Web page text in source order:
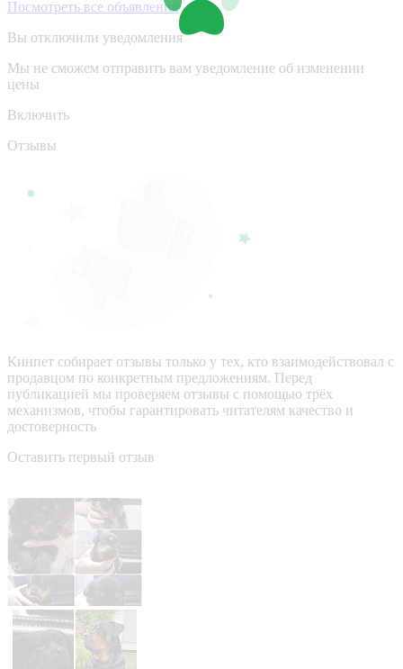
Посмотреть все объявления
Вы отключили уведомления
Мы не сможем отправить вам уведомление об изменении
цены
Включить
Отзывы
Кинпет собирает отзывы только у тех, кто взаимодействовал с
продавцом по конкретным предложениям. Перед
публикацией мы проверяем отзывы с помощью трёх
механизмов, чтобы гарантировать читателям качество и
достоверность
Оставить первый отзыв